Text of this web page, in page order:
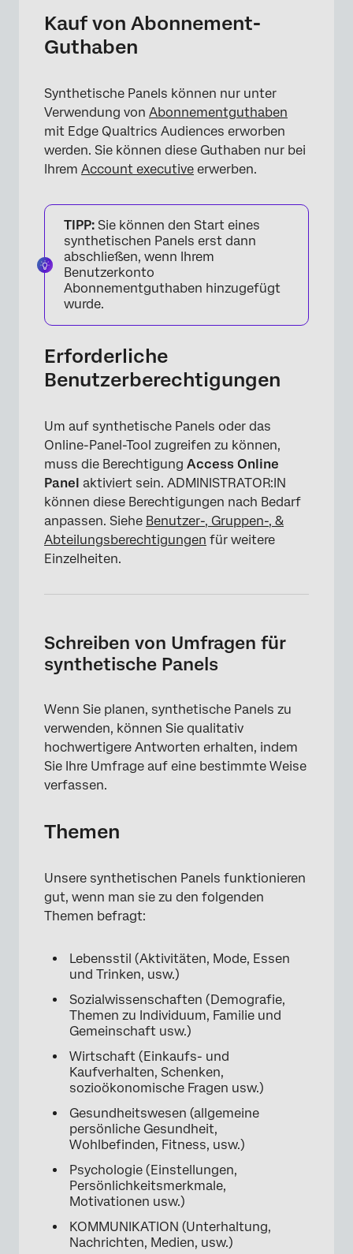
Kauf von Abonnement-
Guthaben
Synthetische Panels können nur unter
Verwendung von Abonnementguthaben
mit Edge Qualtrics Audiences erworben
werden. Sie können diese Guthaben nur bei
Ihrem Account executive erwerben.
TIPP: Sie können den Start eines
synthetischen Panels erst dann
abschließen, wenn Ihrem
Benutzerkonto
Abonnementguthaben hinzugefügt
wurde.
Erforderliche
Benutzerberechtigungen
Um auf synthetische Panels oder das
Online-Panel-Tool zugreifen zu können,
muss die Berechtigung Access Online
Panel aktiviert sein. ADMINISTRATOR:IN
können diese Berechtigungen nach Bedarf
anpassen. Siehe Benutzer-, Gruppen-, &
Abteilungsberechtigungen für weitere
Einzelheiten.
Schreiben von Umfragen für
synthetische Panels
Wenn Sie planen, synthetische Panels zu
verwenden, können Sie qualitativ
hochwertigere Antworten erhalten, indem
Sie Ihre Umfrage auf eine bestimmte Weise
verfassen.
Themen
Unsere synthetischen Panels funktionieren
gut, wenn man sie zu den folgenden
Themen befragt:
Lebensstil (Aktivitäten, Mode, Essen
und Trinken, usw.)
Sozialwissenschaften (Demografie,
Themen zu Individuum, Familie und
Gemeinschaft usw.)
Wirtschaft (Einkaufs- und
Kaufverhalten, Schenken,
sozioökonomische Fragen usw.)
Gesundheitswesen (allgemeine
persönliche Gesundheit,
Wohlbefinden, Fitness, usw.)
Psychologie (Einstellungen,
Persönlichkeitsmerkmale,
Motivationen usw.)
KOMMUNIKATION (Unterhaltung,
Nachrichten, Medien, usw.)